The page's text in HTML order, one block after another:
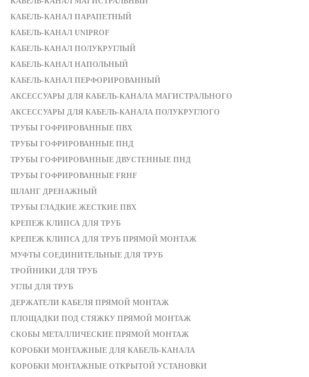
КАБЕЛЬ-КАНАЛ ПАРАПЕТНЫЙ
КАБЕЛЬ-КАНАЛ UNIPROF
КАБЕЛЬ-КАНАЛ ПОЛУКРУГЛЫЙ
КАБЕЛЬ-КАНАЛ НАПОЛЬНЫЙ
КАБЕЛЬ-КАНАЛ ПЕРФОРИРОВАННЫЙ
АКСЕССУАРЫ ДЛЯ КАБЕЛЬ-КАНАЛА МАГИСТРАЛЬНОГО
АКСЕССУАРЫ ДЛЯ КАБЕЛЬ-КАНАЛА ПОЛУКРУГЛОГО
ТРУБЫ ГОФРИРОВАННЫЕ ПВХ
ТРУБЫ ГОФРИРОВАННЫЕ ПНД
ТРУБЫ ГОФРИРОВАННЫЕ ДВУСТЕННЫЕ ПНД
ТРУБЫ ГОФРИРОВАННЫЕ FRHF
ШЛАНГ ДРЕНАЖНЫЙ
ТРУБЫ ГЛАДКИЕ ЖЕСТКИЕ ПВХ
КРЕПЕЖ КЛИПСА ДЛЯ ТРУБ
КРЕПЕЖ КЛИПСА ДЛЯ ТРУБ ПРЯМОЙ МОНТАЖ
МУФТЫ СОЕДИНИТЕЛЬНЫЕ ДЛЯ ТРУБ
ТРОЙНИКИ ДЛЯ ТРУБ
УГЛЫ ДЛЯ ТРУБ
ДЕРЖАТЕЛИ КАБЕЛЯ ПРЯМОЙ МОНТАЖ
ПЛОЩАДКИ ПОД СТЯЖКУ ПРЯМОЙ МОНТАЖ
СКОБЫ МЕТАЛЛИЧЕСКИЕ ПРЯМОЙ МОНТАЖ
КОРОБКИ МОНТАЖНЫЕ ДЛЯ КАБЕЛЬ-КАНАЛА
КОРОБКИ МОНТАЖНЫЕ ОТКРЫТОЙ УСТАНОВКИ